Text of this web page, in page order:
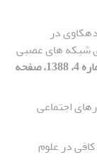
در
شبکه های عصبی
[دوره 3، شماره 4، 1388، صفحه
اجتماعی
در علوم